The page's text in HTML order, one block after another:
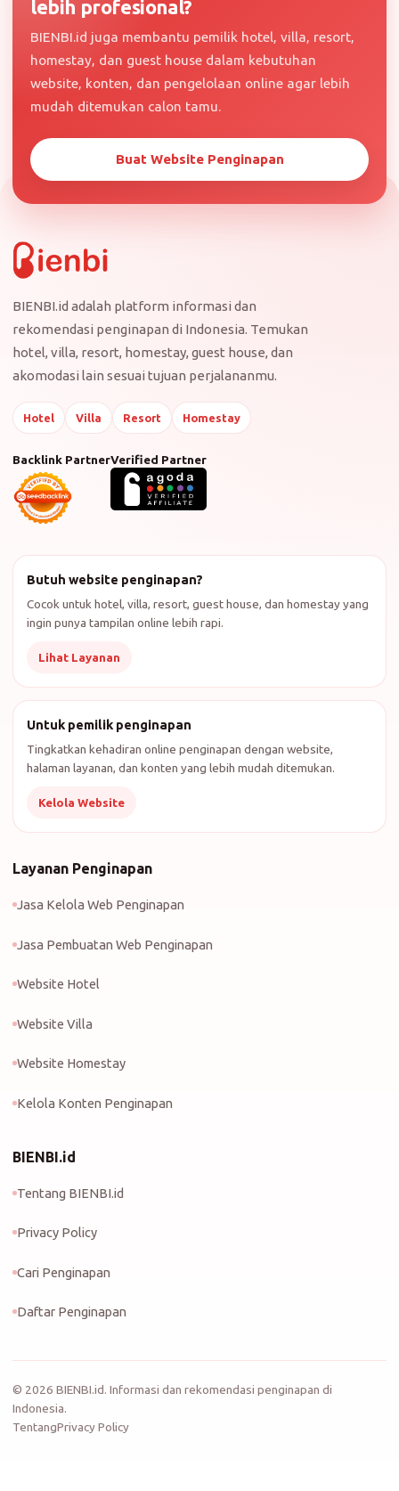
lebih profesional?
BIENBI.id juga membantu pemilik hotel, villa, resort,
homestay, dan guest house dalam kebutuhan
website, konten, dan pengelolaan online agar lebih
mudah ditemukan calon tamu.
Buat Website Penginapan
BIENBI.id adalah platform informasi dan
rekomendasi penginapan di Indonesia. Temukan
hotel, villa, resort, homestay, guest house, dan
akomodasi lain sesuai tujuan perjalananmu.
Hotel Villa Resort Homestay
Backlink PartnerVerified Partner
Butuh website penginapan?
Cocok untuk hotel, villa, resort, guest house, dan homestay yang
ingin punya tampilan online lebih rapi.
Lihat Layanan
Untuk pemilik penginapan
Tingkatkan kehadiran online penginapan dengan website,
halaman layanan, dan konten yang lebih mudah ditemukan.
Kelola Website
Layanan Penginapan
Jasa Kelola Web Penginapan
Jasa Pembuatan Web Penginapan
Website Hotel
Website Villa
Website Homestay
Kelola Konten Penginapan
BIENBI.id
Tentang BIENBI.id
Privacy Policy
Cari Penginapan
Daftar Penginapan
© 2026 BIENBI.id. Informasi dan rekomendasi penginapan di
Indonesia.
TentangPrivacy Policy